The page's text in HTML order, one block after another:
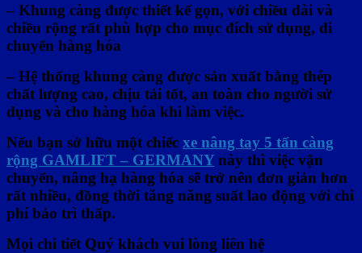
– Khung càng được thiết kế gọn, với chiều dài và
chiều rộng rất phù hợp cho mục đích sử dụng, di
chuyển hàng hóa
– Hệ thống khung càng được sản xuất bằng thép
chất lượng cao, chịu tải tốt, an toàn cho người sử
dụng và cho hàng hóa khi làm việc.
Nếu bạn sở hữu một chiếc xe nâng tay 5 tấn càng
rộng GAMLIFT – GERMANYnày thì việc vận
chuyển, nâng hạ hàng hóa sẽ trở nên đơn giản hơn
rất nhiều, đồng thời tăng năng suất lao động với chi
phí bảo trì thấp.
Mọi chi tiết Quý khách vui lòng liên hệ